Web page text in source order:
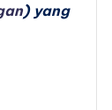
) yang